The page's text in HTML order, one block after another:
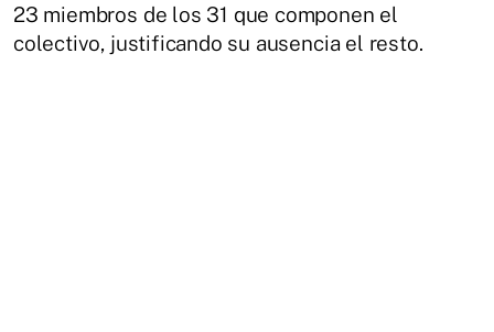
23 miembros de los 31 que componen el
colectivo, justificando su ausencia el resto.